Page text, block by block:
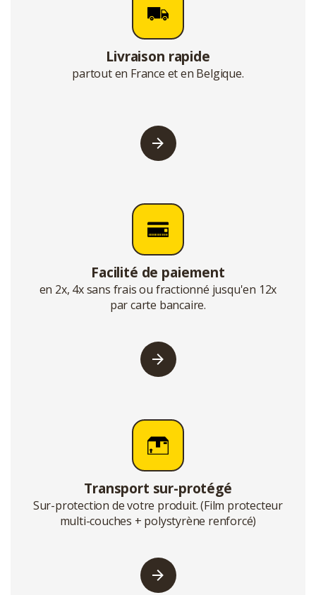
Livraison rapide
partout en France et en Belgique.
Facilité de paiement
en 2x, 4x sans frais ou fractionné jusqu'en 12x
par carte bancaire.
Transport sur-protégé
Sur-protection de votre produit. (Film protecteur
multi-couches + polystyrène renforcé)